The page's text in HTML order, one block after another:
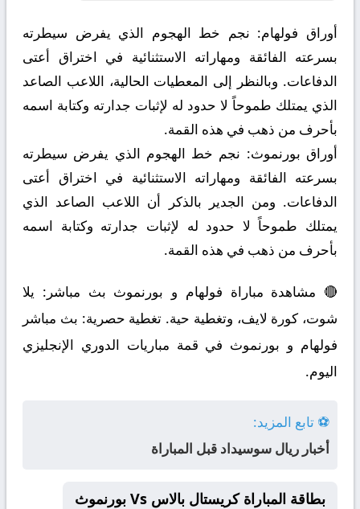
أوراق فولهام: نجم خط الهجوم الذي يفرض سيطرته
بسرعته الفائقة ومهاراته الاستثنائية في اختراق أعتى
الدفاعات. وبالنظر إلى المعطيات الحالية، اللاعب الصاعد
الذي يمتلك طموحاً لا حدود له لإثبات جدارته وكتابة اسمه
بأحرف من ذهب في هذه القمة.
أوراق بورنموث: نجم خط الهجوم الذي يفرض سيطرته
بسرعته الفائقة ومهاراته الاستثنائية في اختراق أعتى
الدفاعات. ومن الجدير بالذكر أن اللاعب الصاعد الذي
يمتلك طموحاً لا حدود له لإثبات جدارته وكتابة اسمه
بأحرف من ذهب في هذه القمة.
🔴 مشاهدة مباراة فولهام و بورنموث بث مباشر: يلا
شوت، كورة لايف، وتغطية حية. تغطية حصرية: بث مباشر
فولهام و بورنموث في قمة مباريات الدوري الإنجليزي
اليوم.
⚽ تابع المزيد:
أخبار ريال سوسيداد قبل المباراة
بطاقة المباراة كريستال بالاس Vs بورنموث